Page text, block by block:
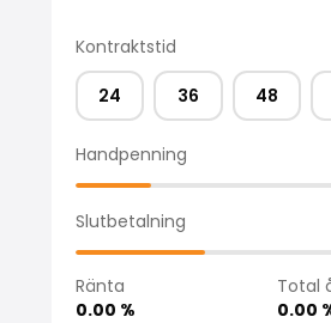
Kontraktstid
24 36 48
Handpenning
Slutbetalning
Ränta
0.00 %
Total
0.00